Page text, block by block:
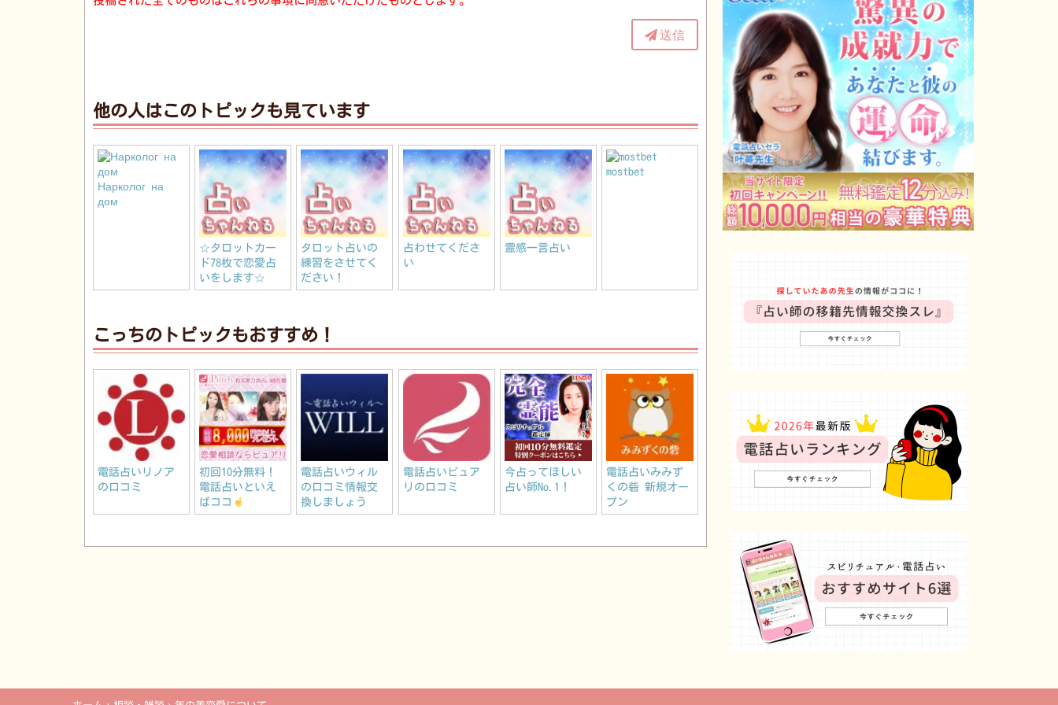
送信
他の人はこのトピックも見ています
Нарколог на
дом
☆タロットカー
ド78枚で恋愛占
いをします☆
タロット占いの
練習をさせてく
ださい！
占わせてくださ
い
霊感一言占い
mostbet
こっちのトピックもおすすめ！
電話占いリノア
の口コミ
初回10分無料！
電話占いといえ
ばココ
電話占いウィル
の口コミ情報交
換しましょう
電話占いピュア
リの口コミ
今占ってほしい
占い師No.1！
電話占いみみず
くの砦 新規オー
プン